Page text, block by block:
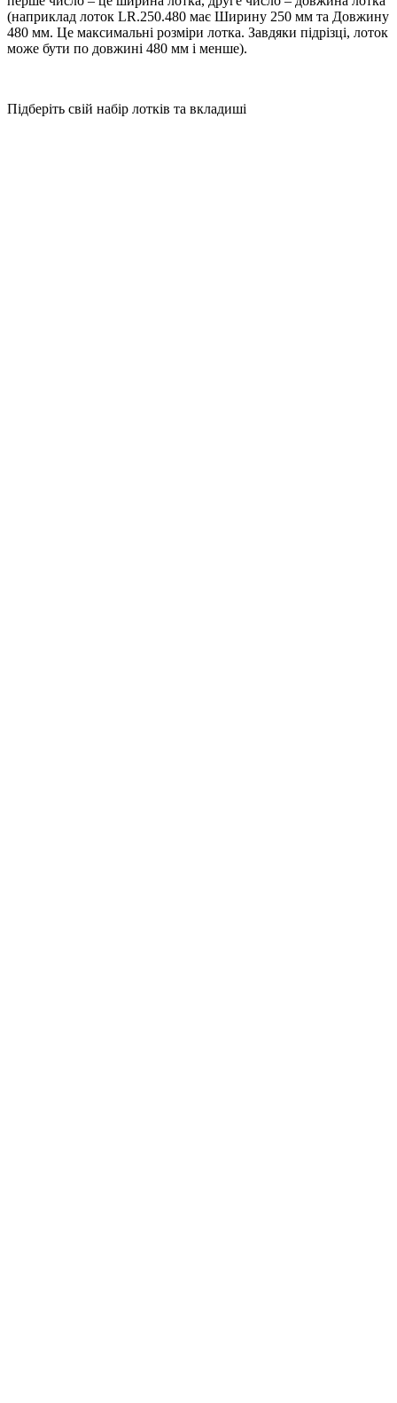
(наприклад лоток LR.250.480 має Ширину 250 мм та Довжину
480 мм. Це максимальні розміри лотка. Завдяки підрізці, лоток
може бути по довжині 480 мм і менше).
Підберіть свій набір лотків та вкладиші